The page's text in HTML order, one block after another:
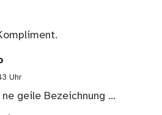
Uhr
geile Bezeichnung …